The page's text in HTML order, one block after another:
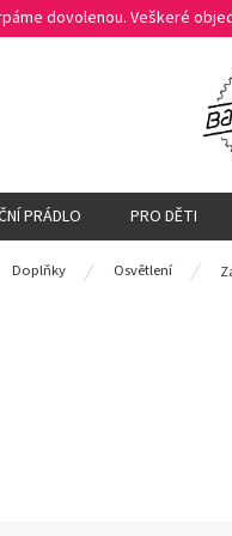
dovolenou. Veškeré
PRÁDLO PRO DĚTI
Doplňky Osvětlení